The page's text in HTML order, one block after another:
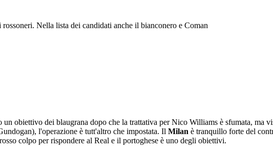
Nella lista dei candidati anche il bianconero e Coman
un obiettivo dei blaugrana dopo che la trattativa per Nico Williams è sfumata, ma
l'operazione è tutt'altro che impostata. Il Milan è tranquillo forte del
colpo per rispondere al Real e il portoghese è uno degli obiettivi.